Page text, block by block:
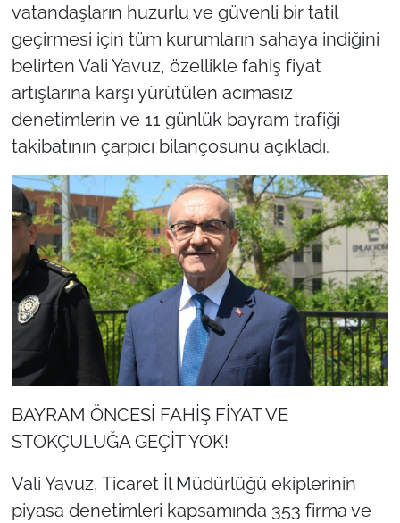
vatandaşların huzurlu ve güvenli bir tatil
geçirmesi için tüm kurumların sahaya indiğini
belirten Vali Yavuz, özellikle fahiş fiyat
artışlarına karşı yürütülen acımasız
denetimlerin ve 11 günlük bayram trafiği
takibatının çarpıcı bilançosunu açıkladı.
BAYRAM ÖNCESİ FAHİŞ FİYAT VE
STOKÇULUĞA GEÇİT YOK!
Vali Yavuz, Ticaret İl Müdürlüğü ekiplerinin
piyasa denetimleri kapsamında 353 firma ve